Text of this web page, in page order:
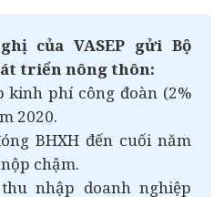
của VASEP gửi Bộ
triển nông thôn:
kinh phí công đoàn (2%
2020.
BHXH đến cuối năm
chậm.
nhập doanh nghiệp